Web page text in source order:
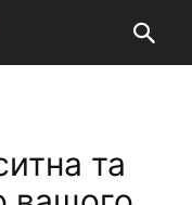
та